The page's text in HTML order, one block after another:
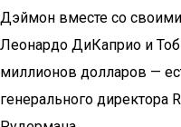
Дэймон вместе со
Леонардо ДиКаприо и
миллионов долларов —
генерального директора